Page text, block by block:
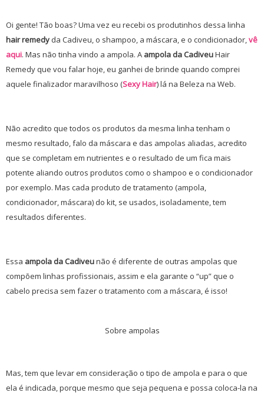
Oi gente! Tão boas? Uma vez eu recebi os produtinhos dessa linha
hair remedy da Cadiveu, o shampoo, a máscara, e o condicionador,vê
aqui. Mas não tinha vindo a ampola. A ampola da CadiveuHair
Remedy que vou falar hoje, eu ganhei de brinde quando comprei
aquele finalizador maravilhoso (Sexy Hair) lá na Beleza na Web.
Não acredito que todos os produtos da mesma linha tenham o
mesmo resultado, falo da máscara e das ampolas aliadas, acredito
que se completam em nutrientes e o resultado de um fica mais
potente aliando outros produtos como o shampoo e o condicionador
por exemplo. Mas cada produto de tratamento (ampola,
condicionador, máscara) do kit, se usados, isoladamente, tem
resultados diferentes.
Essa ampola da Cadiveunão é diferente de outras ampolas que
compõem linhas profissionais, assim e ela garante o “up” que o
cabelo precisa sem fazer o tratamento com a máscara, é isso!
Sobre ampolas
Mas, tem que levar em consideração o tipo de ampola e para o que
ela é indicada, porque mesmo que seja pequena e possa coloca-la na